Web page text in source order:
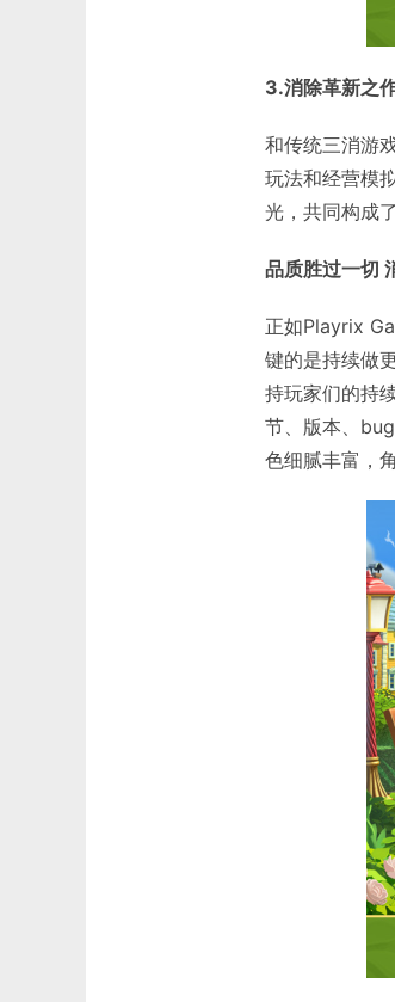
3.消除革新之
和传统三消游
玩法和经营模
光，共同构成
品质胜过一切
正如Playrix
键的是持续做
持玩家们的持
节、版本、
色细腻丰富，